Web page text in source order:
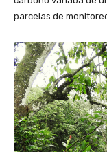
parcelas de